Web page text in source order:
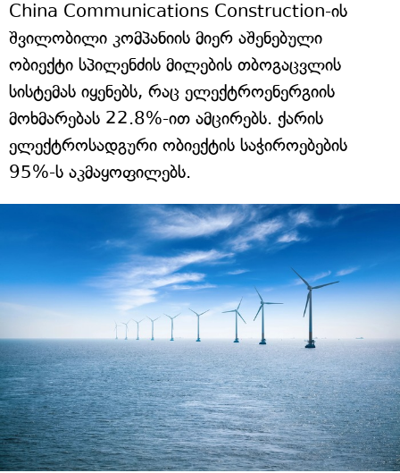
China Communications Construction-ის
შვილობილი კომპანიის მიერ აშენებული
ობიექტი სპილენძის მილების თბოგაცვლის
სისტემას იყენებს, რაც ელექტროენერგიის
მოხმარებას 22.8%-ით ამცირებს. ქარის
ელექტროსადგური ობიექტის საჭიროებების
95%-ს აკმაყოფილებს.